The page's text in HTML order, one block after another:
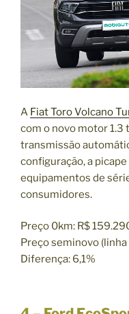
A Fiat Toro Volcano
com o novo motor 1.3
transmissão
configuração, a
equipamentos de
consumidores.
Preço 0km: R$
Preço seminovo
Diferença: 6,1%